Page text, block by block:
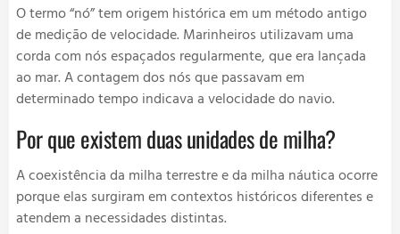
O termo “nó” tem origem histórica em um método antigo
de medição de velocidade. Marinheiros utilizavam uma
corda com nós espaçados regularmente, que era lançada
ao mar. A contagem dos nós que passavam em
determinado tempo indicava a velocidade do navio.
Por que existem duas unidades de milha?
A coexistência da milha terrestre e da milha náutica ocorre
porque elas surgiram em contextos históricos diferentes e
atendem a necessidades distintas.